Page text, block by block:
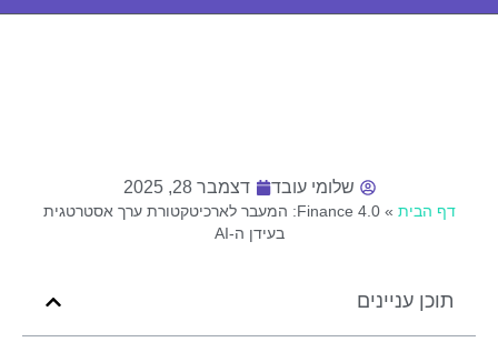
שלומי עובד דצמבר 28, 2025
דף הבית »
Finance 4.0: המעבר לארכיטקטורת ערך אסטרטגית
בעידן ה-AI
תוכן עניינים